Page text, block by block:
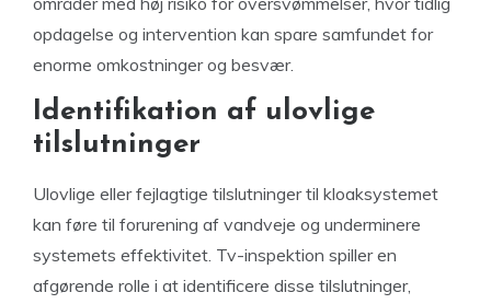
opdagelse og intervention kan spare samfundet for
enorme omkostninger og besvær.
Identifikation af ulovlige
tilslutninger
Ulovlige eller fejlagtige tilslutninger til kloaksystemet
kan føre til forurening af vandveje og underminere
systemets effektivitet. Tv-inspektion spiller en
afgørende rolle i at identificere disse tilslutninger,